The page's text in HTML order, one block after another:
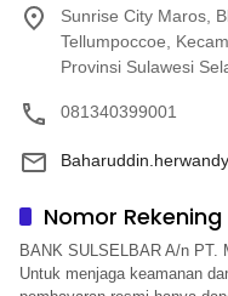
Sunrise City Maros,
Tellumpoccoe,
Provinsi Sulawesi
081340399001
Nomor Rekening
BANK SULSELBAR A/n PT.
Untuk menjaga keamanan